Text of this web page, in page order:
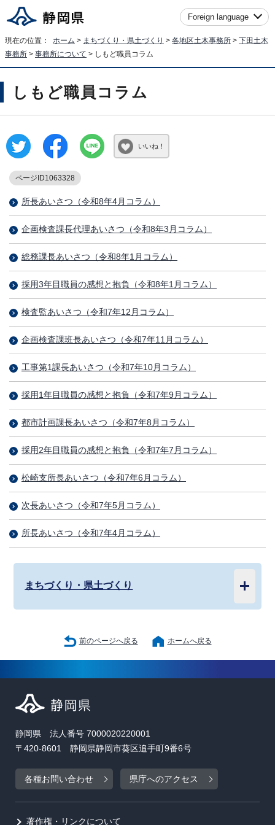
Foreign language
現在の位置： ホーム > まちづくり・県土づくり > 各地区土木事務所 > 下田土木
事務所 > 事務所について > しもど職員コラム
しもど職員コラム
いいね！
ページID1063328
所長あいさつ（令和8年4月コラム）
企画検査課長代理あいさつ（令和8年3月コラム）
総務課長あいさつ（令和8年1月コラム）
採用3年目職員の感想と抱負（令和8年1月コラム）
検査監あいさつ（令和7年12月コラム）
企画検査課班長あいさつ（令和7年11月コラム）
工事第1課長あいさつ（令和7年10月コラム）
採用1年目職員の感想と抱負（令和7年9月コラム）
都市計画課長あいさつ（令和7年8月コラム）
採用2年目職員の感想と抱負（令和7年7月コラム）
松崎支所長あいさつ（令和7年6月コラム）
次長あいさつ（令和7年5月コラム）
所長あいさつ（令和7年4月コラム）
まちづくり・県土づくり
前のページへ戻る ホームへ戻る
静岡県 法人番号 7000020220001
〒420-8601 静岡県静岡市葵区追手町9番6号
各種お問い合わせ 県庁へのアクセス
著作権・リンクについて